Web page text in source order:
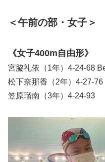
＜午前の部・女子＞
《女子400m自由形》
宮脇礼依（1年）4-24-68
松下奈那香（2年）4-27-76
笠原瑠南（3年）4-24-93